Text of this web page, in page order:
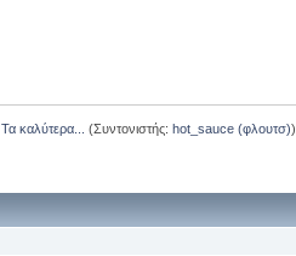
Τα καλύτερα... (Συντονιστής:hot_sauce (φλουτσ))